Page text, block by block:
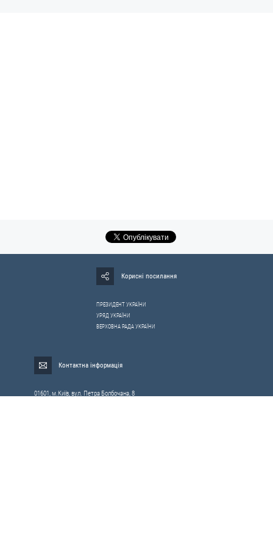
Корисні посилання
ПРЕЗИДЕНТ УКРАЇНИ
УРЯД УКРАЇНИ
ВЕРХОВНА РАДА УКРАЇНИ
Контактна інформація
01601, м.Київ, вул. Петра Болбочана, 8